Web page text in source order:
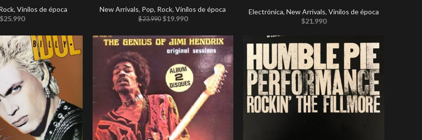
,Vinilos de época
$25.990
New Arrivals, Pop, Rock,Vinilos de época
$23.990 $19.990
Electrónica,New Arrivals,Vinilos de época
$21.990